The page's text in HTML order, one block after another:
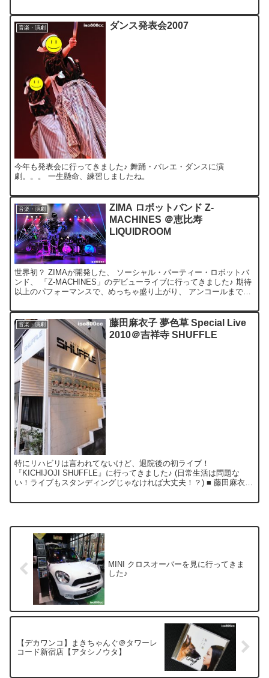
音楽・演劇 ダンス発表会2007
今年も発表会に行ってきました♪ 舞踊・バレエ・ダンスに演
劇。。。 一生懸命、練習しましたね。
音楽・演劇
ZIMA ロボットバンド Z-
MACHINES ＠恵比寿
LIQUIDROOM
世界初？ ZIMAが開発した、 ソーシャル・パーティー・ロボットバ
ンド、 「Z-MACHINES」のデビューライブに行ってきました♪ 期待
以上のパフォーマンスで、めっちゃ盛り上がり、 アンコールまで飛
音楽・演劇
藤田麻衣子 夢色草 Special Live
2010＠吉祥寺 SHUFFLE
特にリハビリは言われてないけど、退院後の初ライブ！
『KICHIJOJI SHUFFLE』に行ってきました♪ (日常生活は問題な
い！ライブもスタンディングじゃなければ大丈夫！？) ■ 藤田麻衣子
MINI クロスオーバーを見に行ってきま
した♪
【デカワンコ】まきちゃんぐ＠タワーレ
コード新宿店【アタシノウタ】